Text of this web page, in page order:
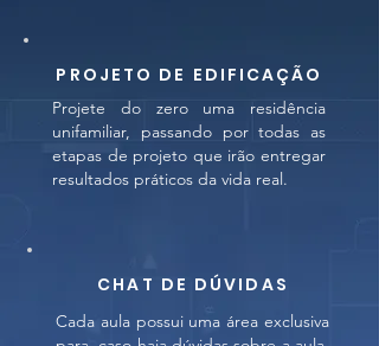
PROJETO DE EDIFICAÇÃO
Projete do zero uma residência
unifamiliar, passando por todas as
etapas de projeto que irão entregar
resultados práticos da vida real.
CHAT DE DÚVIDAS
Cada aula possui uma área exclusiva